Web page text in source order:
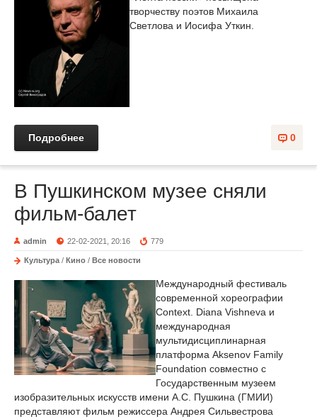
творчеству поэтов Михаила
Светлова и Иосифа Уткин.
0
Подробнее
В Пушкинском музее сняли
фильм-балет
admin 22-02-2021, 20:16 779
Культура / Кино / Все новости
Международный фестиваль
современной хореографии
Context. Diana Vishneva и
международная
мультидисциплинарная
платформа Aksenov Family
Foundation совместно с
Государственным музеем
изобразительных искусств имени А.С. Пушкина (ГМИИ)
представляют фильм режиссера Андрея Сильвестрова